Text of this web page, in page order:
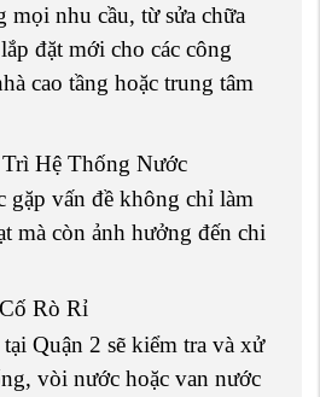
mọi nhu cầu, từ sửa chữa
đặt mới cho các công
cao tầng hoặc trung tâm
Hệ Thống Nước
gặp vấn đề không chỉ làm
mà còn ảnh hưởng đến chi
Rò Rỉ
Quận 2 sẽ kiểm tra và xử
vòi nước hoặc van nước